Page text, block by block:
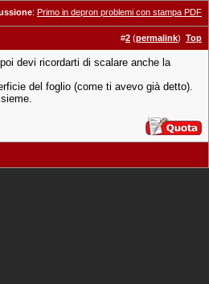
: Primo in depron problemi con stampa PDF
#2 (permalink) Top
devi ricordarti di scalare anche la
del foglio (come ti avevo già detto).